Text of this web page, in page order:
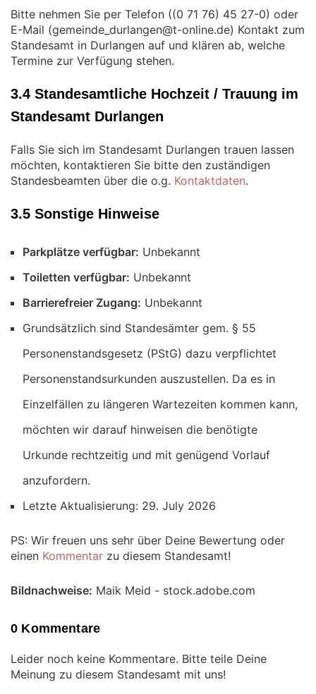
Bitte nehmen Sie per Telefon (
) oder
E-Mail (
) Kontakt zum
Standesamt in Durlangen auf und klären ab, welche
Termine zur Verfügung stehen.
3.4 Standesamtliche Hochzeit / Trauung im
Standesamt Durlangen
Falls Sie sich im Standesamt Durlangen trauen lassen
möchten, kontaktieren Sie bitte den zuständigen
Standesbeamten über die o.g. Kontaktdaten.
3.5 Sonstige Hinweise
Parkplätze verfügbar: Unbekannt
Toiletten verfügbar: Unbekannt
Barrierefreier Zugang: Unbekannt
Grundsätzlich sind Standesämter gem. § 55
Personenstandsgesetz (PStG) dazu verpflichtet
Personenstandsurkunden auszustellen. Da es in
Einzelfällen zu längeren Wartezeiten kommen kann,
möchten wir darauf hinweisen die benötigte
Urkunde rechtzeitig und mit genügend Vorlauf
anzufordern.
Letzte Aktualisierung: 29. July 2026
PS: Wir freuen uns sehr über Deine Bewertung oder
einen Kommentar zu diesem Standesamt!
Bildnachweise: Maik Meid - stock.adobe.com
0 Kommentare
Leider noch keine Kommentare. Bitte teile Deine
Meinung zu diesem Standesamt mit uns!